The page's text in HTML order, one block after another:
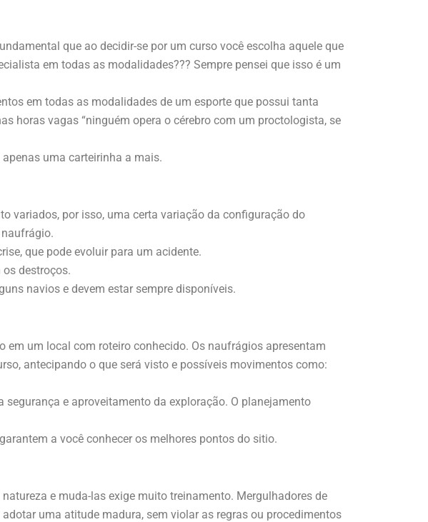
que ao decidir-se por um curso você escolha aquele que
em todas as modalidades??? Sempre pensei que isso é um
em todas as modalidades de um esporte que possui tanta
horas vagas “ninguém opera o cérebro com um proctologista, se
uma carteirinha a mais.
variados, por isso, uma certa variação da configuração do
que pode evoluir para um acidente.
destroços.
navios e devem estar sempre disponíveis.
um local com roteiro conhecido. Os naufrágios apresentam
antecipando o que será visto e possíveis movimentos como:
e aproveitamento da exploração. O planejamento
a você conhecer os melhores pontos do sitio.
e muda-las exige muito treinamento. Mergulhadores de
uma atitude madura, sem violar as regras ou procedimentos